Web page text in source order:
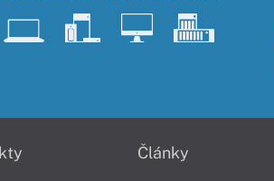
Články